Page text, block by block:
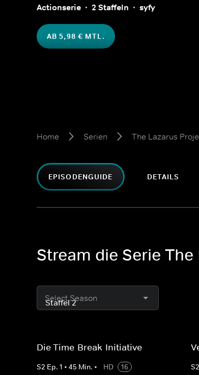
Actionserie 2 Staffeln syfy
AB 5,98 € MTL.
Home Serien The Lazarus
EPISODENGUIDE DETAILS
Stream die Serie
Select Season
Die Time-Break-Initiative
S2 Ep. 1 • 45 Min. • HD
16
S2